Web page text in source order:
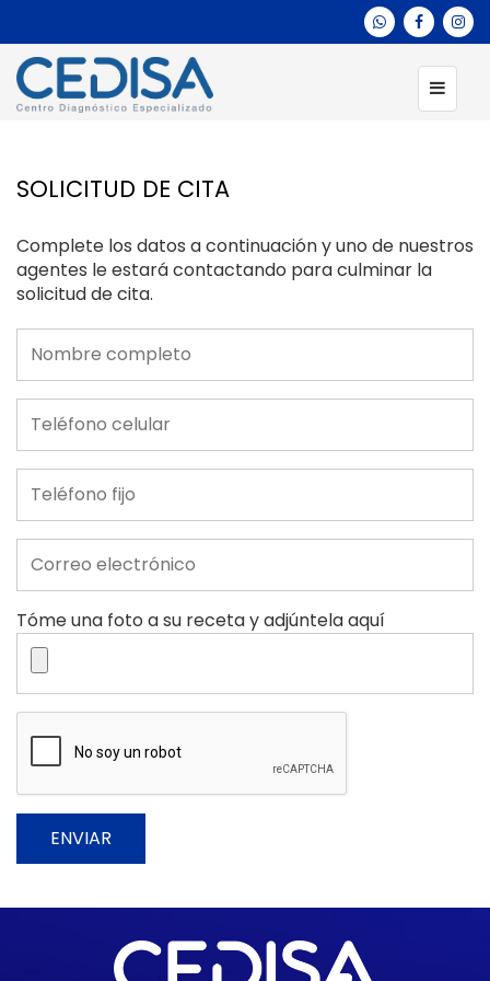
SOLICITUD DE CITA
Complete los datos a continuación y uno de nuestros
agentes le estará contactando para culminar la
solicitud de cita.
Tóme una foto a su receta y adjúntela aquí
ENVIAR